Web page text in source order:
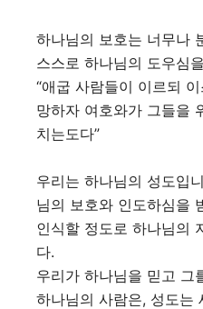
하나님의 보호는 너무나
스스로 하나님의 도우심
“애굽 사람들이 이르되
망하자 여호와가 그들을
치는도다”
우리는 하나님의 성도입
님의 보호와 인도하심을
인식할 정도로 하나님의
다.
우리가 하나님을 믿고 그
하나님의 사람은, 성도는